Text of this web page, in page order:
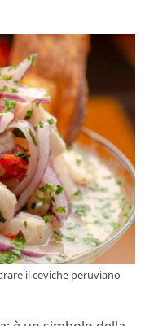
il ceviche peruviano